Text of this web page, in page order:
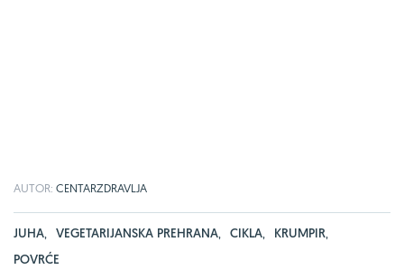
AUTOR: CENTARZDRAVLJA
JUHA, VEGETARIJANSKA PREHRANA, CIKLA, KRUMPIR,
POVRĆE